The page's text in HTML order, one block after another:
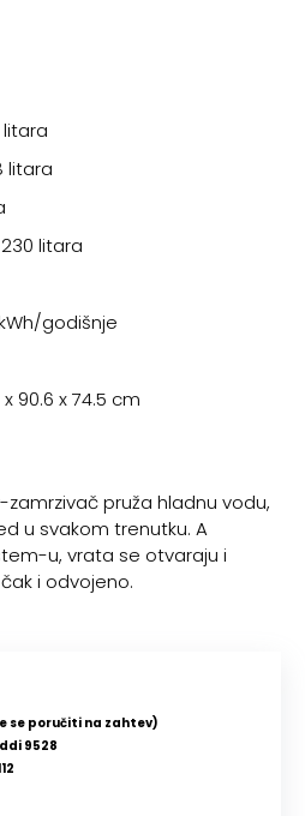
litara
litara
godišnje
90.6 x 74.5 cm
zamrzivač pruža hladnu vodu,
u svakom trenutku. A
u, vrata se otvaraju i
i odvojeno.
se poručiti na zahtev)
9528